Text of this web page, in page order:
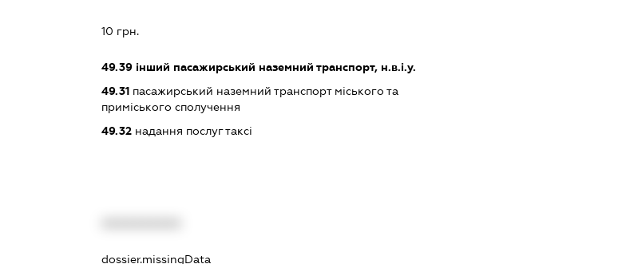
10 грн.
49.39 інший пасажирський наземний транспорт, н.в.і.у.
49.31 пасажирський наземний транспорт міського та
приміського сполучення
49.32 надання послуг таксі
dossier.missingData